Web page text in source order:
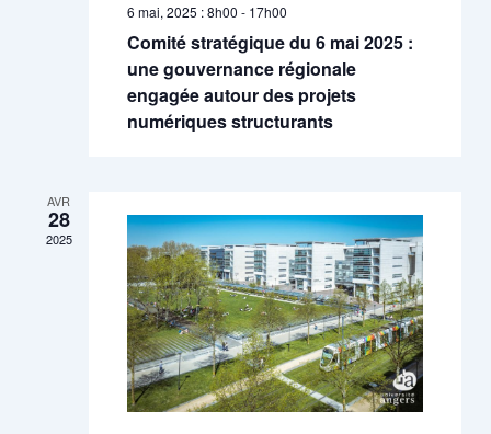
6 mai, 2025 : 8h00 - 17h00
Comité stratégique du 6 mai 2025 :
une gouvernance régionale
engagée autour des projets
numériques structurants
AVR
28
2025